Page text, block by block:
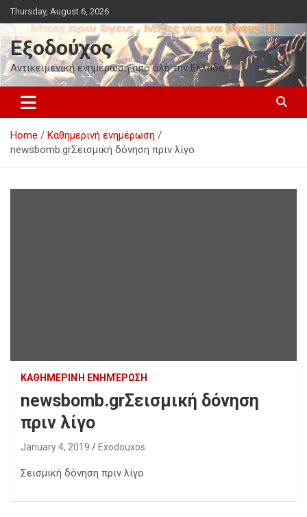
Skip
to
content
Thursday, August 6, 2026
Εξοδούχος
Αντικειμενική ενημέρωση από όλη την Ελλάδα
Home
Καθημερινή ενημέρωση
newsbomb.grΣεισμική δόνηση πριν λίγο
ΚΑΘΗΜΕΡΙΝΉ ΕΝΗΜΈΡΩΣΗ
newsbomb.grΣεισμική δόνηση
πριν λίγο
January 4, 2019 Exodouxos
Σεισμική δόνηση πριν λίγο